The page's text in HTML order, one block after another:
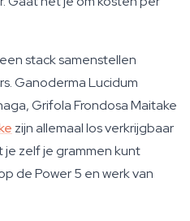
stack samenstellen
Ganoderma Lucidum
Grifola Frondosa Maitake
zijn allemaal los verkrijgbaar
zelf je grammen kunt
de Power 5 en werk van